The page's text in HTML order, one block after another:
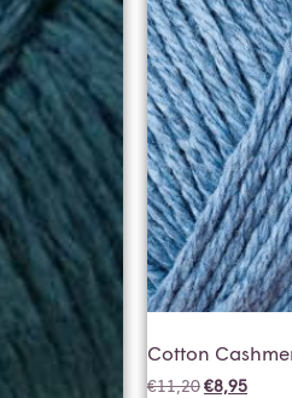
Cotton
€11,20€8,95